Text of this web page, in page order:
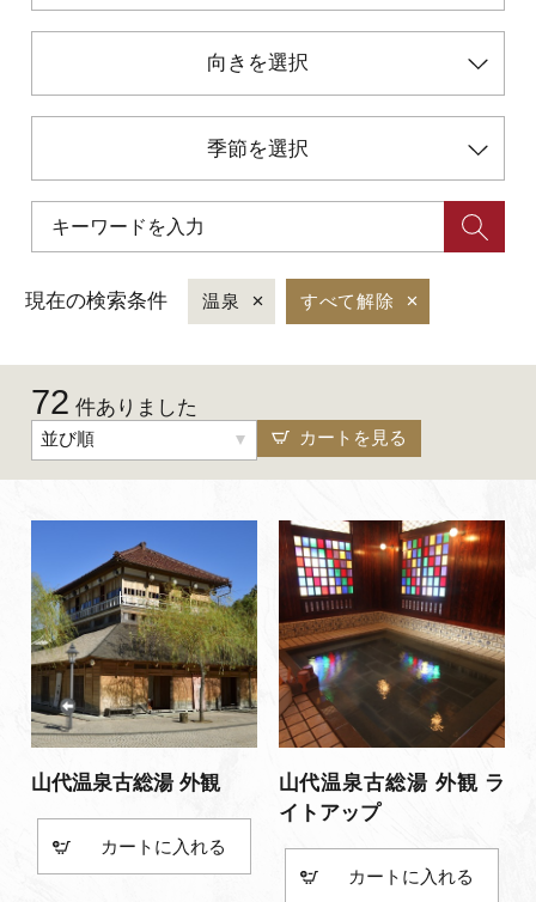
ご当地グルメ
加賀 旅先納税
FAQ
パンフレットダウンロード
よくあるご質問・お問い合わせ
プライバシーポリシー
向きを選択
季節を選択
現在の検索条件 温泉 すべて解除
72 件ありました
並び順 カートを見る
山代温泉古総湯 外観
カート
山代温泉古総湯 外観 ラ
イトアップ
カート